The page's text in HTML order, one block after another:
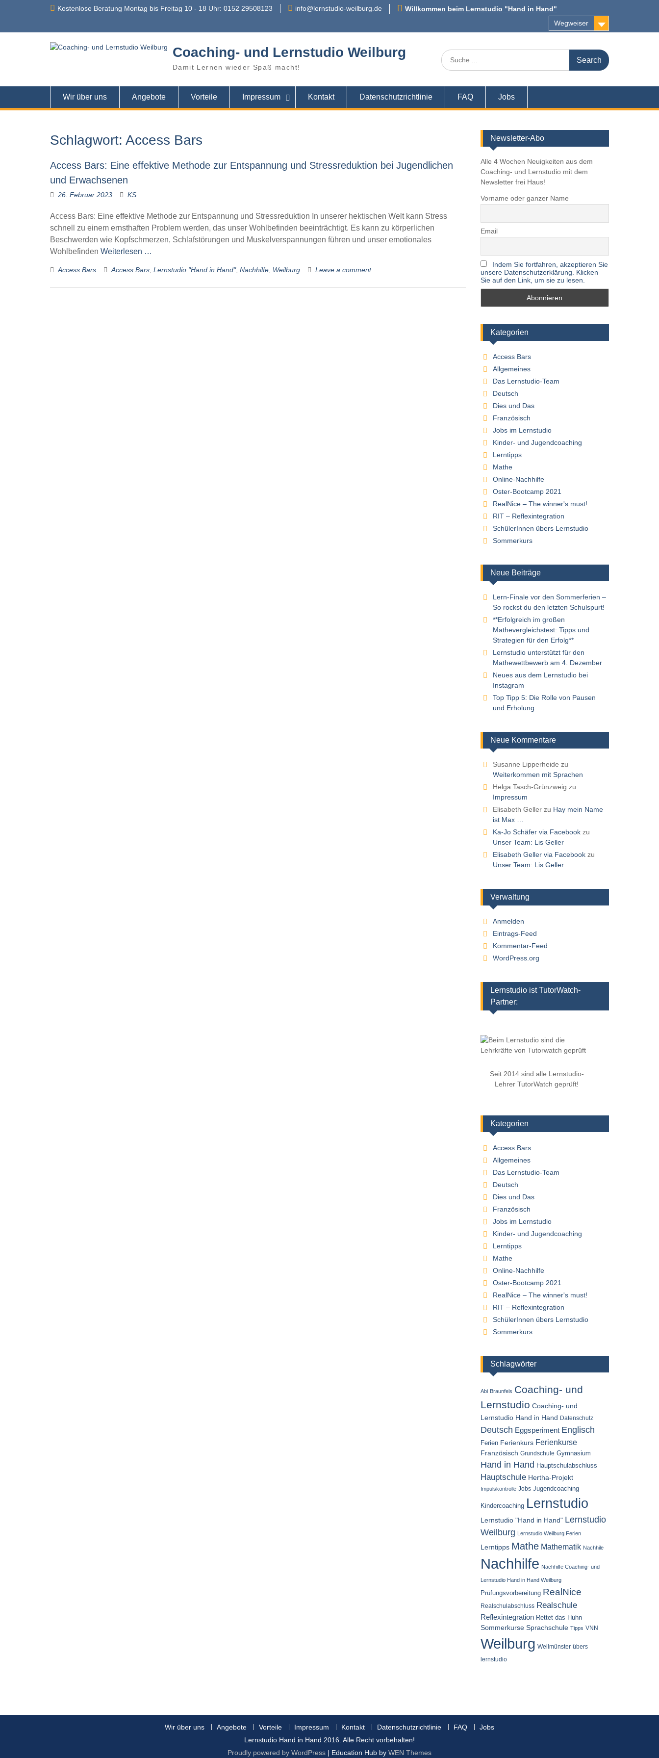
Kostenlose Beratung Montag bis Freitag 10 - 18 Uhr: 0152 29508123 info@lernstudio-weilburg.de
Willkommen beim Lernstudio "Hand in Hand"
Wegweiser
Coaching- und Lernstudio Weilburg
Damit Lernen wieder Spaß macht!
Search
for:
Wir über uns Angebote Vorteile Impressum Kontakt Datenschutzrichtlinie FAQ Jobs
Schlagwort: Access Bars
Access Bars: Eine effektive Methode zur Entspannung und Stressreduktion bei Jugendlichen
und Erwachsenen
26. Februar 2023 KS
Access Bars: Eine effektive Methode zur Entspannung und Stressreduktion In unserer hektischen Welt kann Stress
schnell zu einem ernsthaften Problem werden, das unser Wohlbefinden beeinträchtigt. Es kann zu körperlichen
Beschwerden wie Kopfschmerzen, Schlafstörungen und Muskelverspannungen führen und unser emotionales
Wohlbefinden Weiterlesen …
Access Bars Access Bars Lernstudio "Hand in Hand", Nachhilfe Weilburg Leave a comment
Newsletter-Abo
Alle 4 Wochen Neuigkeiten aus dem
Coaching- und Lernstudio mit dem
Newsletter frei Haus!
Vorname oder ganzer Name
Email
Indem Sie fortfahren, akzeptieren Sie
unsere Datenschutzerklärung. Klicken
Sie auf den Link, um sie zu lesen.
Kategorien
Access Bars
Allgemeines
Das Lernstudio-Team
Deutsch
Dies und Das
Französisch
Jobs im Lernstudio
Kinder- und Jugendcoaching
Lerntipps
Mathe
Online-Nachhilfe
Oster-Bootcamp 2021
RealNice – The winner's must!
RIT – Reflexintegration
SchülerInnen übers Lernstudio
Sommerkurs
Neue Beiträge
Lern-Finale vor den Sommerferien –
So rockst du den letzten Schulspurt!
**Erfolgreich im großen
Mathevergleichstest: Tipps und
Strategien für den Erfolg**
Lernstudio unterstützt für den
Mathewettbewerb am 4. Dezember
Neues aus dem Lernstudio bei
Instagram
Top Tipp 5: Die Rolle von Pausen
und Erholung
Neue Kommentare
Susanne Lipperheide zu
Weiterkommen mit Sprachen
Helga Tasch-Grünzweig zu
Impressum
Elisabeth Gellerzu Hay mein Name
ist Max …
Ka-Jo Schäfer via Facebookzu
Unser Team: Lis Geller
Elisabeth Geller via Facebookzu
Unser Team: Lis Geller
Verwaltung
Anmelden
Eintrags-Feed
Kommentar-Feed
WordPress.org
Lernstudio ist TutorWatch-
Partner:
Seit 2014 sind alle Lernstudio-
Lehrer TutorWatch geprüft!
Kategorien
Access Bars
Allgemeines
Das Lernstudio-Team
Deutsch
Dies und Das
Französisch
Jobs im Lernstudio
Kinder- und Jugendcoaching
Lerntipps
Mathe
Online-Nachhilfe
Oster-Bootcamp 2021
RealNice – The winner's must!
RIT – Reflexintegration
SchülerInnen übers Lernstudio
Sommerkurs
Schlagwörter
Abi Braunfels Coaching- und
Lernstudio Coaching- und
Lernstudio Hand in Hand Datenschutz
Deutsch Eggsperiment Englisch
Ferien Ferienkurs Ferienkurse
Französisch Grundschule Gymnasium
Hand in Hand Hauptschulabschluss
Hauptschule Hertha-Projekt
Impulskontrolle Jobs Jugendcoaching
Kindercoaching Lernstudio
Lernstudio "Hand in Hand" Lernstudio
Weilburg Lernstudio Weilburg Ferien
Lerntipps Mathe Mathematik Nachhile
Nachhilfe Nachhilfe Coaching- und
Lernstudio Hand in Hand Weilburg
Prüfungsvorbereitung RealNice
Realschulabschluss Realschule
Reflexintegration Rettet das Huhn
Sommerkurse Sprachschule Tipps VNN
Weilburg Weilmünster übers
lernstudio
Wir über uns Angebote Vorteile Impressum Kontakt Datenschutzrichtlinie FAQ
Jobs
Lernstudio Hand in Hand 2016. Alle Recht vorbehalten!
Proudly powered by WordPress | Education Hub by WEN Themes